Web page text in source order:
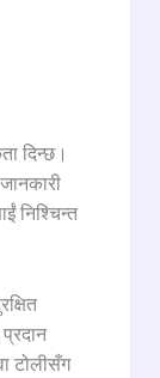
दिन्छ।
निश्चिन्त
टोलीसँग